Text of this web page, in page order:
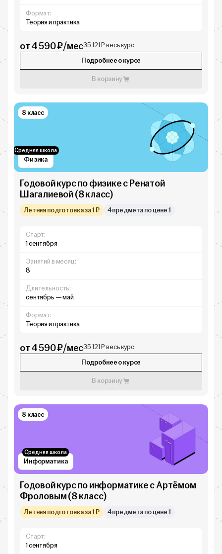
Формат:
Теория и практика
от 4 590 ₽/мес35 121 ₽ весь курс
Подробнее о курсе
В корзину
Физика
Средняя школа
8 класс
Годовой курс по физике с Ренатой
Шагалиевой (8 класс)
Летняя подготовка за 1 ₽ 4 предмета по цене 1
Старт:
1 сентября
Занятий в месяц:
8
Длительность:
сентябрь — май
Формат:
Теория и практика
от 4 590 ₽/мес35 121 ₽ весь курс
Подробнее о курсе
В корзину
Информатика
Средняя школа
8 класс
Годовой курс по информатике с Артёмом
Фроловым (8 класс)
Летняя подготовка за 1 ₽ 4 предмета по цене 1
Старт:
1 сентября